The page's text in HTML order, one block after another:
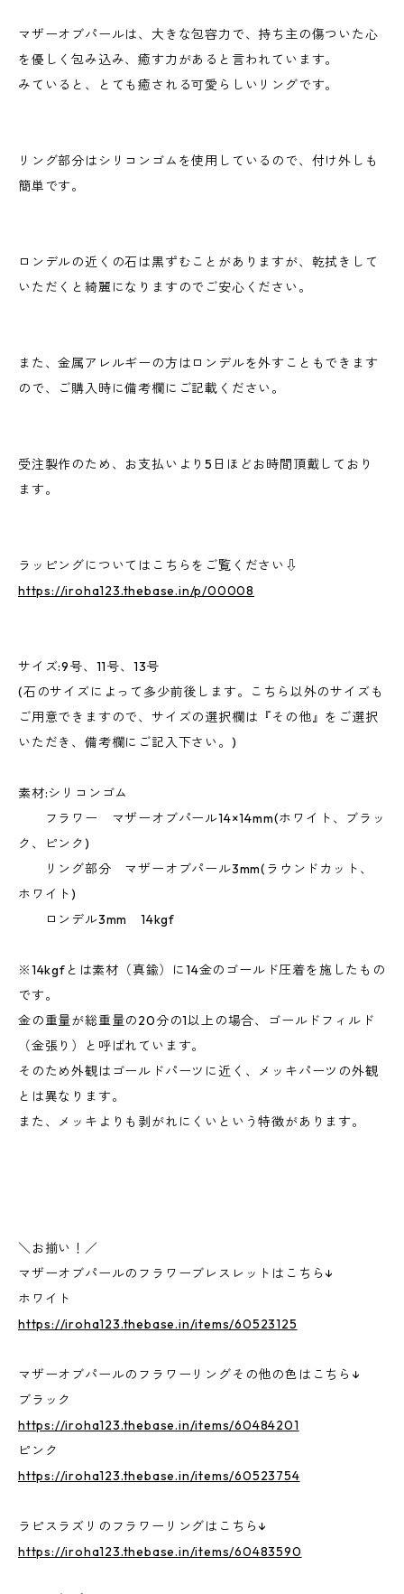
マザーオブパールは、大きな包容力で、持ち主の傷ついた心
を優しく包み込み、癒す力があると言われています。
みていると、とても癒される可愛らしいリングです。
リング部分はシリコンゴムを使用しているので、付け外しも
簡単です。
ロンデルの近くの石は黒ずむことがありますが、乾拭きして
いただくと綺麗になりますのでご安心ください。
また、金属アレルギーの方はロンデルを外すこともできます
ので、ご購入時に備考欄にご記載ください。
受注製作のため、お支払いより5日ほどお時間頂戴しており
ます。
ラッピングについてはこちらをご覧ください⇩
https://iroha123.thebase.in/p/00008
サイズ:9号、11号、13号
(石のサイズによって多少前後します。こちら以外のサイズも
ご用意できますので、サイズの選択欄は『その他』をご選択
いただき、備考欄にご記入下さい。)
素材:シリコンゴム
フラワー マザーオブパール14×14mm(ホワイト、ブラッ
ク、ピンク)
リング部分 マザーオブパール3mm(ラウンドカット、
ホワイト)
ロンデル3mm 14kgf
※14kgfとは素材（真鍮）に14金のゴールド圧着を施したもの
です。
金の重量が総重量の20分の1以上の場合、ゴールドフィルド
（金張り）と呼ばれています。
そのため外観はゴールドパーツに近く、メッキパーツの外観
とは異なります。
また、メッキよりも剥がれにくいという特徴があります。
＼お揃い！／
マザーオブパールのフラワーブレスレットはこちら↓
ホワイト
https://iroha123.thebase.in/items/60523125
マザーオブパールのフラワーリングその他の色はこちら↓
ブラック
https://iroha123.thebase.in/items/60484201
ピンク
https://iroha123.thebase.in/items/60523754
ラピスラズリのフラワーリングはこちら↓
https://iroha123.thebase.in/items/60483590